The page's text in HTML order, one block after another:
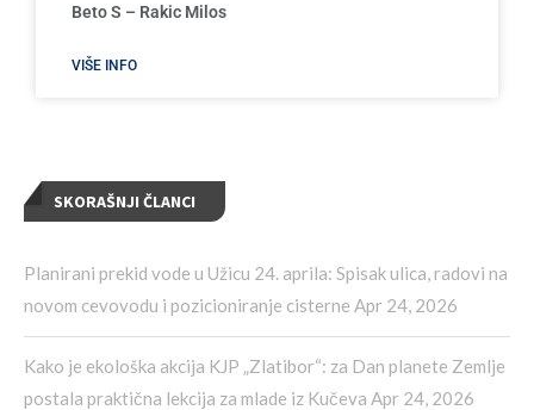
Beto S – Rakic Milos
VIŠE INFO
SKORAŠNJI ČLANCI
Planirani prekid vode u Užicu 24. aprila: Spisak ulica, radovi na
novom cevovodu i pozicioniranje cisterne Apr 24, 2026
Kako je ekološka akcija KJP „Zlatibor“: za Dan planete Zemlje
postala praktična lekcija za mlade iz Kučeva Apr 24, 2026